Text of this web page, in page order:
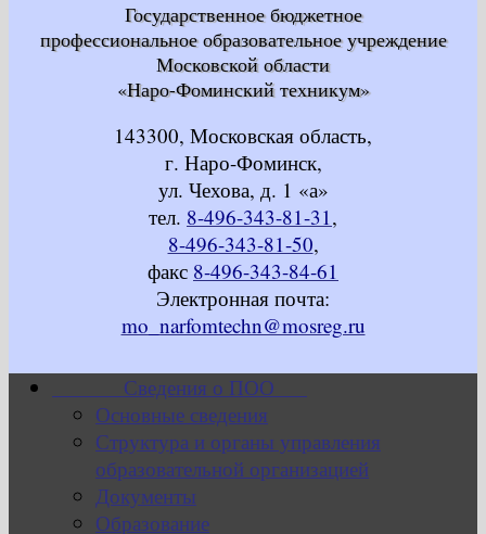
Государственное бюджетное
профессиональное образовательное учреждение
Московской области
«Наро-Фоминский техникум»
143300, Московская область,
г. Наро-Фоминск,
ул. Чехова, д. 1 «а»
тел. 8-496-343-81-31,
8-496-343-81-50,
факс 8-496-343-84-61
Электронная почта:
mo_narfomtechn@mosreg.ru
Сведения о ПОО
Основные сведения
Структура и органы управления
образовательной организацией
Документы
Образование